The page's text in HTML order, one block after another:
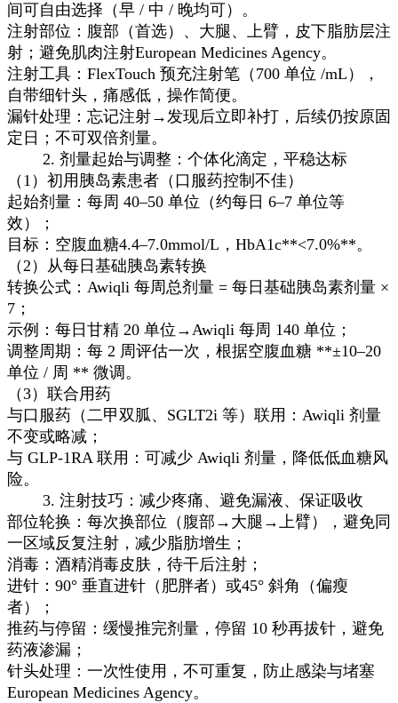
间可自由选择（早 / 中 / 晚均可）。
注射部位：腹部（首选）、大腿、上臂，皮下脂肪层注
射；避免肌肉注射European Medicines Agency。
注射工具：FlexTouch 预充注射笔（700 单位 /mL），
自带细针头，痛感低，操作简便。
漏针处理：忘记注射→发现后立即补打，后续仍按原固
定日；不可双倍剂量。
2. 剂量起始与调整：个体化滴定，平稳达标
（1）初用胰岛素患者（口服药控制不佳）
起始剂量：每周 40–50 单位（约每日 6–7 单位等
效）；
目标：空腹血糖4.4–7.0mmol/L，HbA1c**<7.0%**。
（2）从每日基础胰岛素转换
转换公式：Awiqli 每周总剂量 = 每日基础胰岛素剂量 ×
7；
示例：每日甘精 20 单位→Awiqli 每周 140 单位；
调整周期：每 2 周评估一次，根据空腹血糖 **±10–20
单位 / 周 ** 微调。
（3）联合用药
与口服药（二甲双胍、SGLT2i 等）联用：Awiqli 剂量
不变或略减；
与 GLP-1RA 联用：可减少 Awiqli 剂量，降低低血糖风
险。
3. 注射技巧：减少疼痛、避免漏液、保证吸收
部位轮换：每次换部位（腹部→大腿→上臂），避免同
一区域反复注射，减少脂肪增生；
消毒：酒精消毒皮肤，待干后注射；
进针：90° 垂直进针（肥胖者）或45° 斜角（偏瘦
者）；
推药与停留：缓慢推完剂量，停留 10 秒再拔针，避免
药液渗漏；
针头处理：一次性使用，不可重复，防止感染与堵塞
European Medicines Agency。